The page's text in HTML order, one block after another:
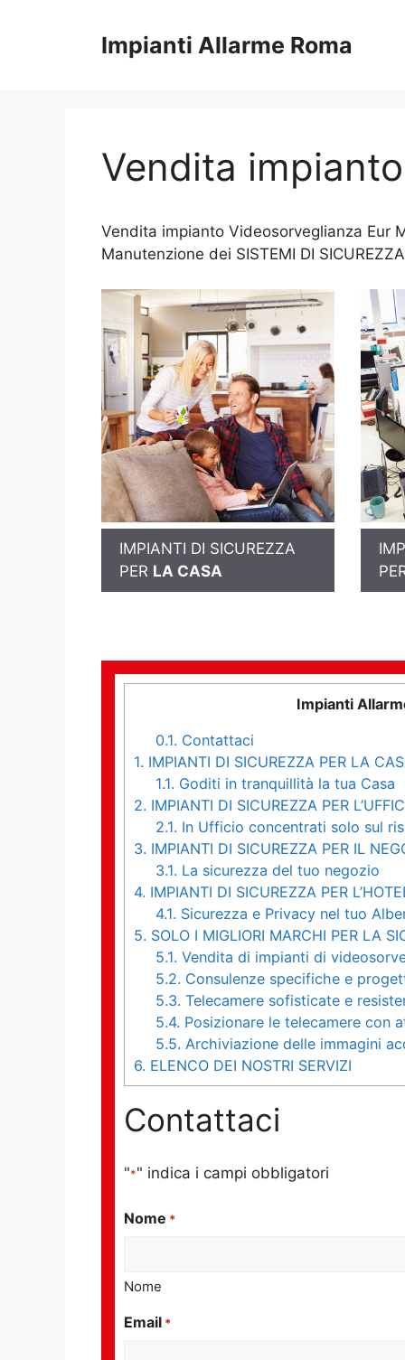
Impianti Allarme Roma
Vendita
Vendita impianto Videosorveglianza Eur
Manutenzione dei SISTEMI DI
IMPIANTI DI SICUREZZA
PER LA CASA
Impianti
0.1. Contattaci
1. IMPIANTI DI SICUREZZA PER LA
1.1. Goditi in tranquillità la tua Casa
2. IMPIANTI DI SICUREZZA PER
2.1. In Ufficio concentrati solo sul
3. IMPIANTI DI SICUREZZA PER IL
3.1. La sicurezza del tuo negozio
4. IMPIANTI DI SICUREZZA PER
4.1. Sicurezza e Privacy nel tuo
5. SOLO I MIGLIORI MARCHI PER LA
5.1. Vendita di impianti di
5.2. Consulenze specifiche e
5.3. Telecamere sofisticate e
5.4. Posizionare le telecamere con
5.5. Archiviazione delle immagini
6. ELENCO DEI NOSTRI SERVIZI
Contattaci
"*" indica i campi obbligatori
Nome *
Nome
Email *